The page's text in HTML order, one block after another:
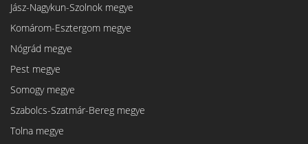
Jász-Nagykun-Szolnok megye
Komárom-Esztergom megye
Nógrád megye
Pest megye
Somogy megye
Szabolcs-Szatmár-Bereg megye
Tolna megye